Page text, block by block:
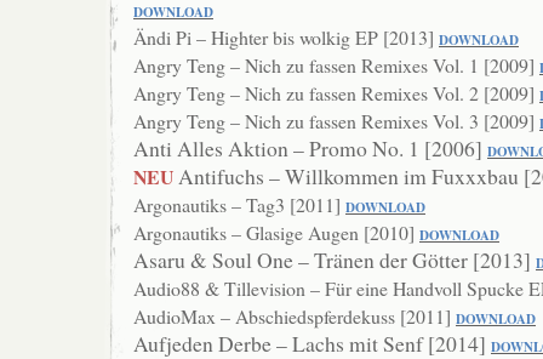
DOWNLOAD
Ändi Pi – Highter bis wolkig EP [2013] DOWNLOAD
Angry Teng – Nich zu fassen Remixes Vol. 1 [2009]
Angry Teng – Nich zu fassen Remixes Vol. 2 [2009]
Angry Teng – Nich zu fassen Remixes Vol. 3 [2009]
Anti Alles Aktion – Promo No. 1 [2006] DOWNL
NEUAntifuchs – Willkommen im Fuxxxbau
Argonautiks – Tag3 [2011] DOWNLOAD
Argonautiks – Glasige Augen [2010] DOWNLOAD
Asaru & Soul One – Tränen der Götter [2013]
Audio88 & Tillevision – Für eine Handvoll Spucke
AudioMax – Abschiedspferdekuss [2011] DOWNLOAD
Aufjeden Derbe – Lachs mit Senf [2014] DO